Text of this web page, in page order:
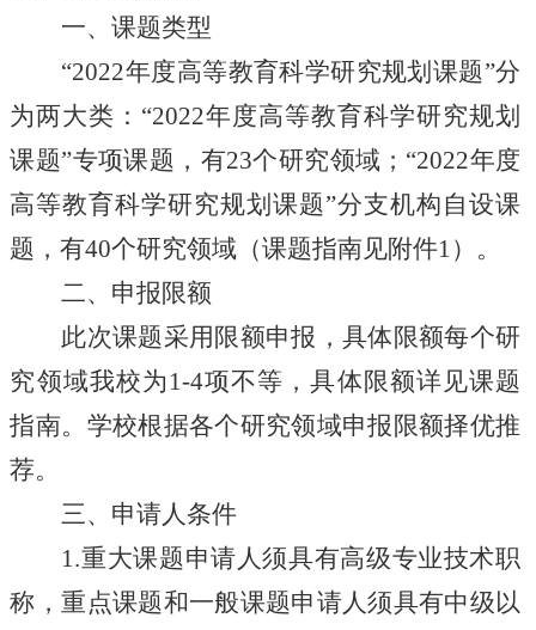
一、课题类型
“2022年度高等教育科学研究规划课题”分
为两大类：“2022年度高等教育科学研究规划
课题”专项课题，有23个研究领域；“2022年度
高等教育科学研究规划课题”分支机构自设课
题，有40个研究领域（课题指南见附件1）。
二、申报限额
此次课题采用限额申报，具体限额每个研
究领域我校为 1-4项不等，具体限额详见课题
指南。学校根据各个研究领域申报限额择优推
荐。
三、申请人条件
1.重大课题申请人须具有高级专业技术职
称，重点课题和一般课题申请人须具有中级以